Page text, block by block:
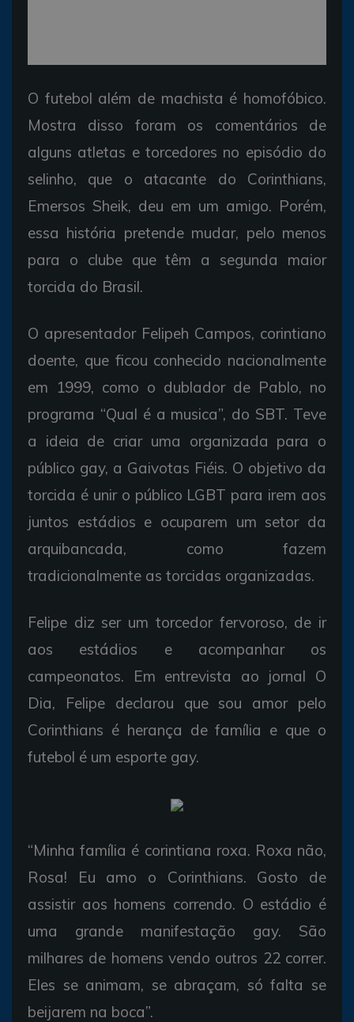
O futebol além de machista é homofóbico.
Mostra disso foram os comentários de
alguns atletas e torcedores no episódio do
selinho, que o atacante do Corinthians,
Emersos Sheik, deu em um amigo. Porém,
essa história pretende mudar, pelo menos
para o clube que têm a segunda maior
torcida do Brasil.
O apresentador Felipeh Campos, corintiano
doente, que ficou conhecido nacionalmente
em 1999, como o dublador de Pablo, no
programa “Qual é a musica”, do SBT. Teve
a ideia de criar uma organizada para o
público gay, a Gaivotas Fiéis. O objetivo da
torcida é unir o público LGBT para irem aos
juntos estádios e ocuparem um setor da
arquibancada, como fazem
tradicionalmente as torcidas organizadas.
Felipe diz ser um torcedor fervoroso, de ir
aos estádios e acompanhar os
campeonatos. Em entrevista ao jornal O
Dia, Felipe declarou que sou amor pelo
Corinthians é herança de família e que o
futebol é um esporte gay.
“Minha família é corintiana roxa. Roxa não,
Rosa! Eu amo o Corinthians. Gosto de
assistir aos homens correndo. O estádio é
uma grande manifestação gay. São
milhares de homens vendo outros 22 correr.
Eles se animam, se abraçam, só falta se
beijarem na boca”.